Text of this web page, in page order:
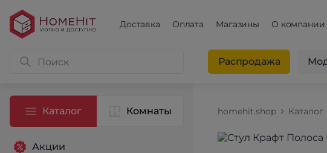
Доставка Оплата Магазины О компании
Распродажа
Каталог Комнаты
Акции
homehit.shop Каталог